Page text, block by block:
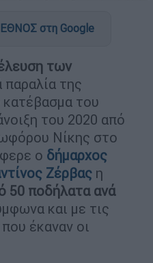
στη Google
των
παραλία της
κατέβασμα του
του 2020 από
Νίκης στο
ο δήμαρχος
Ζέρβας η
50 ποδήλατα ανά
και με τις
έκαναν οι